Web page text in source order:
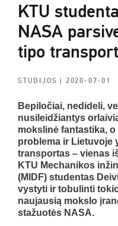
KTU
NASA
tipo
STUDIJOS | 2020-07-01
Bepiločiai, nedideli,
nusileidžiantys
mokslinė fantastika,
problema ir Lietuvoje
transportas – vienas
KTU Mechanikos
(MIDF) studentas
vystyti ir tobulinti
naujausią mokslo
stažuotės NASA.